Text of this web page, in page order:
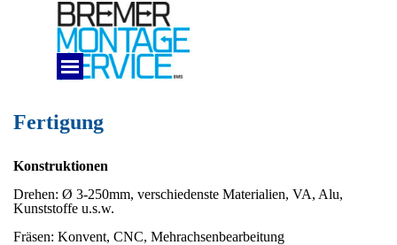
Direkt zum Seiteninhalt
Menü überspringen
MENUE
Fertigung
Konstruktionen
Drehen: Ø 3-250mm, verschiedenste Materialien, VA, Alu,
Kunststoffe u.s.w.
Fräsen: Konvent, CNC, Mehrachsenbearbeitung